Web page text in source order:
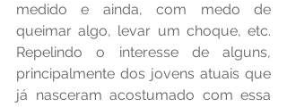
medido e ainda, com medo de
queimar algo, levar um choque, etc.
Repelindo o interesse de alguns,
principalmente dos jovens atuais que
já nasceram acostumado com essa